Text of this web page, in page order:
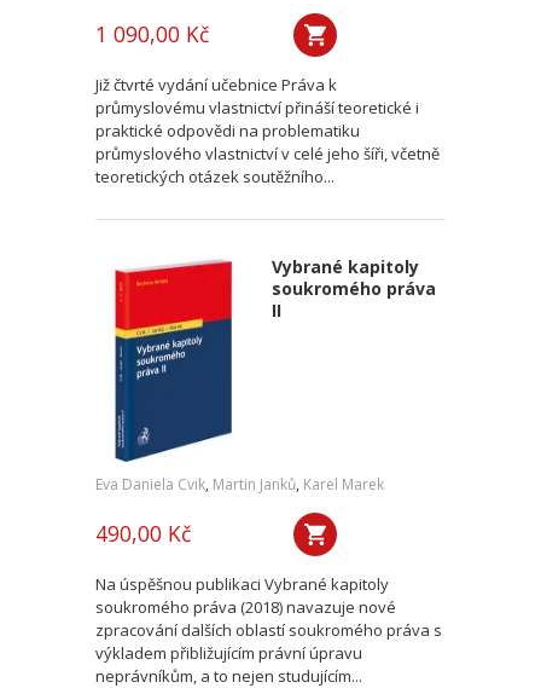
1 090,00 Kč
Již čtvrté vydání učebnice Práva k
průmyslovému vlastnictví přináší teoretické i
praktické odpovědi na problematiku
průmyslového vlastnictví v celé jeho šíři, včetně
teoretických otázek soutěžního...
Vybrané kapitoly
soukromého práva
II
Eva Daniela Cvik, Martin Janků, Karel Marek
490,00 Kč
Na úspěšnou publikaci Vybrané kapitoly
soukromého práva (2018) navazuje nové
zpracování dalších oblastí soukromého práva s
výkladem přibližujícím právní úpravu
neprávníkům, a to nejen studujícím...